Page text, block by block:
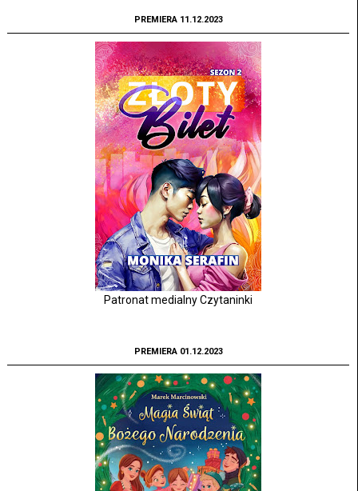
PREMIERA 11.12.2023
Patronat medialny Czytaninki
PREMIERA 01.12.2023